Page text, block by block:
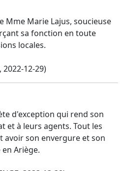
Mme Marie Lajus, soucieuse
sa fonction en toute
locales.
2022-12-29)
d'exception qui rend son
et à leurs agents. Tout les
avoir son envergure et son
Ariège.